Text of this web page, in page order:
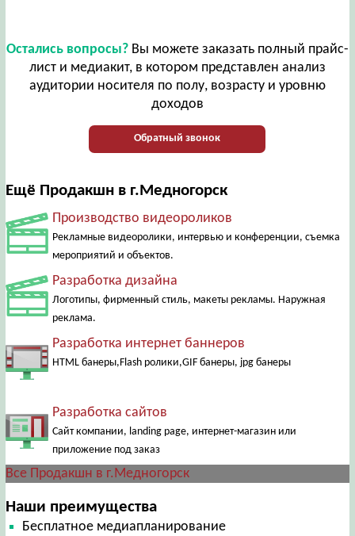
Остались вопросы?Вы можете заказать полный прайс-
лист и медиакит, в котором представлен анализ
аудитории носителя по полу, возрасту и уровню
доходов
Обратный звонок
Ещё Продакшн в г.Медногорск
Производство видеороликов
Рекламные видеоролики, интервью и конференции, съемка
мероприятий и объектов.
Разработка дизайна
Логотипы, фирменный стиль, макеты рекламы. Наружная
реклама.
Разработка интернет баннеров
HTML банеры,Flash ролики,GIF банеры, jpg банеры
Разработка сайтов
Сайт компании, landing page, интернет-магазин или
приложение под заказ
Все Продакшн в г.Медногорск
Наши преимущества
Бесплатное медиапланирование